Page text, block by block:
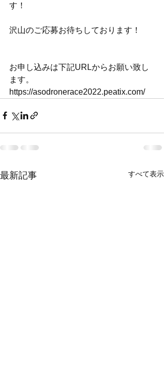
す！
沢山のご応募お待ちしております！
お申し込みは下記URLからお願い致し
ます。
https://asodronerace2022.peatix.com/
最新記事 すべて表示